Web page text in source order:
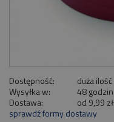
Dostępność:
duża ilość
Wysyłka w:
48 godzin
Dostawa:
od 9,99 zł
Cena nie zawiera
sprawdź formy dostawy